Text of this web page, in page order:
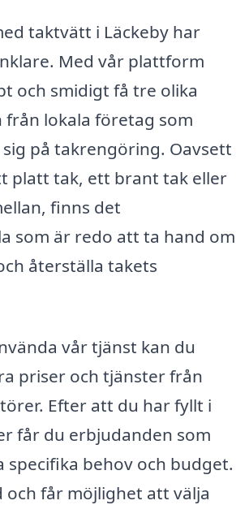
taktvätt i Läckeby har
Med vår plattform
och smidigt få tre olika
lokala företag som
på takrengöring. Oavsett
platt tak, ett brant tak eller
finns det
som är redo att ta hand om
återställa takets
vår tjänst kan du
priser och tjänster från
Efter att du har fyllt i
får du erbjudanden som
specifika behov och budget.
och får möjlighet att välja